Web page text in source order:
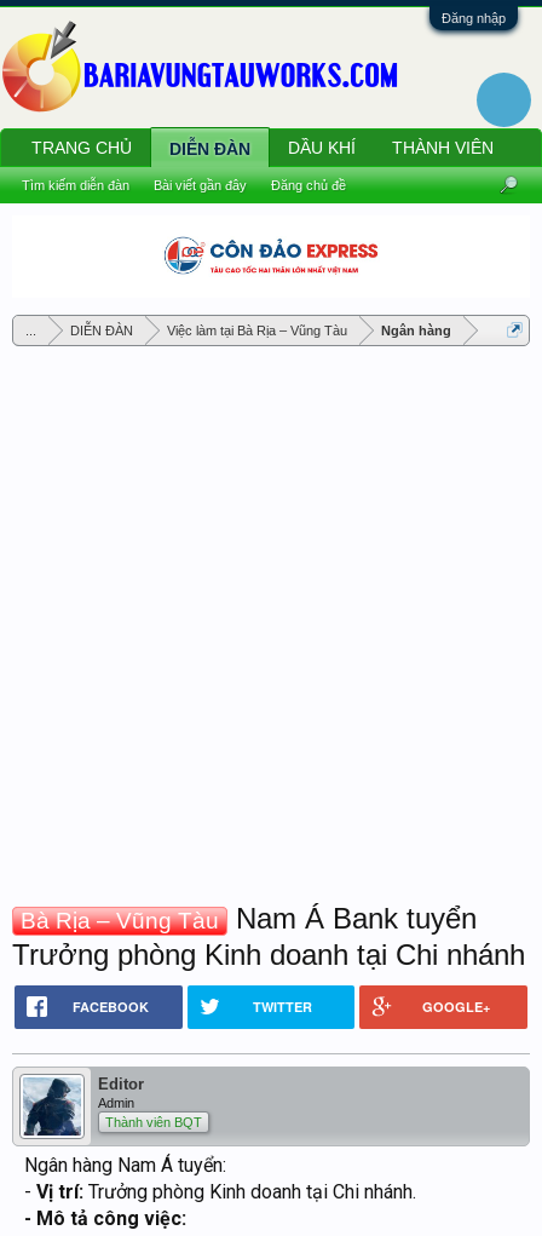
Đăng nhập
... DIỄN ĐÀN Việc làm tại Bà Rịa – Vũng Tàu Ngân hàng
Bà Rịa – Vũng Tàu
Nam Á Bank tuyển
Trưởng phòng Kinh doanh tại Chi nhánh
FACEBOOK TWITTER GOOGLE+
Editor
Admin
Thành viên BQT
Ngân hàng Nam Á tuyển:
- Vị trí: Trưởng phòng Kinh doanh tại Chi nhánh.
- Mô tả công việc:
TRANG CHỦ DIỄN ĐÀN
Tìm kiếm diễn đàn Bài viết gần đây Đăng chủ đề
DẦU KHÍ THÀNH VIÊN